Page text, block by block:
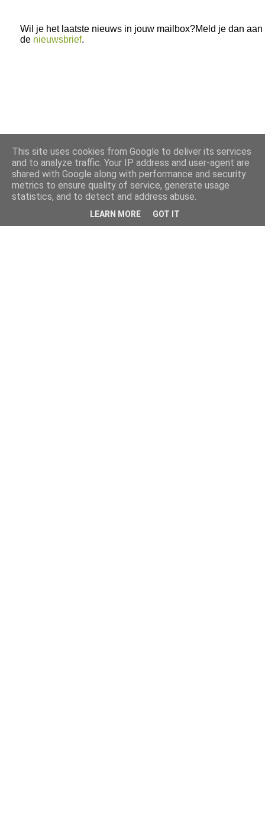
Wil je het laatste nieuws in jouw mailbox?Meld je dan aan
de nieuwsbrief.
This site uses cookies from Google to deliver its services
and to analyze traffic. Your IP address and user-agent are
shared with Google along with performance and security
metrics to ensure quality of service, generate usage
statistics, and to detect and address abuse.
LEARN MORE GOT IT